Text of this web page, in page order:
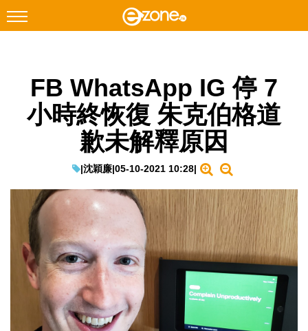
Facebook Instagram
科技焦點
教學評測
EduTech
IT Times
生成式AI與雲端應用
Enterprise Digital Transformation
FB WhatsApp IG 停 7
小時終恢復 朱克伯格道
歉未解釋原因
|沈穎廉|05-10-2021 10:28|